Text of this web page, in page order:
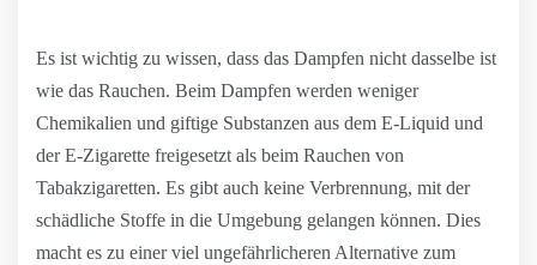
Es ist wichtig zu wissen, dass das Dampfen nicht dasselbe ist
wie das Rauchen. Beim Dampfen werden weniger
Chemikalien und giftige Substanzen aus dem E-Liquid und
der E-Zigarette freigesetzt als beim Rauchen von
Tabakzigaretten. Es gibt auch keine Verbrennung, mit der
schädliche Stoffe in die Umgebung gelangen können. Dies
macht es zu einer viel ungefährlicheren Alternative zum